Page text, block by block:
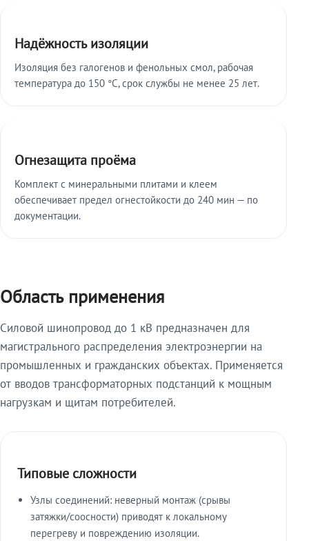
Надёжность изоляции
Изоляция без галогенов и фенольных смол, рабочая
температура до 150 °C, срок службы не менее 25 лет.
Огнезащита проёма
Комплект с минеральными плитами и клеем
обеспечивает предел огнестойкости до 240 мин — по
документации.
Область применения
Силовой шинопровод до 1 кВ предназначен для
магистрального распределения электроэнергии на
промышленных и гражданских объектах. Применяется
от вводов трансформаторных подстанций к мощным
нагрузкам и щитам потребителей.
Типовые сложности
Узлы соединений: неверный монтаж (срывы
затяжки/соосности) приводят к локальному
перегреву и повреждению изоляции.